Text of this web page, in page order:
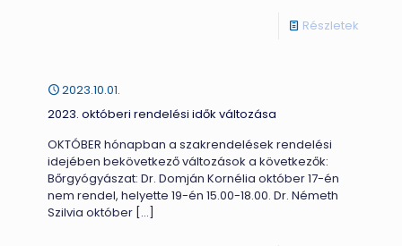
Részletek
2023.10.01.
2023. októberi rendelési idők változása
OKTÓBER hónapban a szakrendelések rendelési
idejében bekövetkező változások a következők:
Bőrgyógyászat: Dr. Domján Kornélia október 17-én
nem rendel, helyette 19-én 15.00-18.00. Dr. Németh
Szilvia október […]